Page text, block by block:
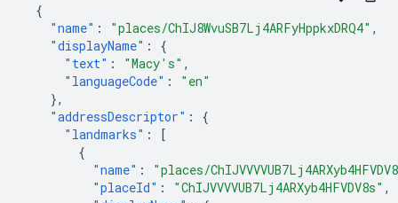
{
"name" : "places/ChIJ8WvuSB7Lj4ARFyHppkxDRQ4" ,
"displayName" :
{
"text" : "Macy's" ,
"languageCode" :
"en"
},
"addressDescriptor" :
{
"landmarks" :
[
{
"name" :
"places/
"placeId" : "ChIJVVVVUB7Lj4ARXyb4HFVDV8s" ,